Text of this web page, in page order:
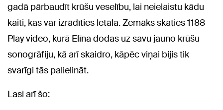
gadā pārbaudīt krūšu veselību, lai neielaistu kādu
kaiti, kas var izrādīties letāla. Zemāks skaties 1188
Play video, kurā Elīna dodas uz savu jauno krūšu
sonogrāfiju, kā arī skaidro, kāpēc viņai bijis tik
svarīgi tās palielināt.
Lasi arī šo: